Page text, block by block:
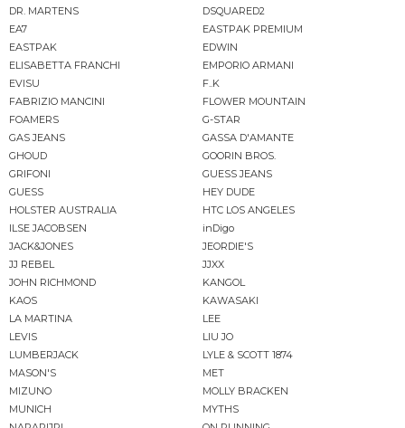
DR. MARTENS
DSQUARED2
EA7
EASTPAK PREMIUM
EASTPAK
EDWIN
ELISABETTA FRANCHI
EMPORIO ARMANI
EVISU
F..K
FABRIZIO MANCINI
FLOWER MOUNTAIN
FOAMERS
G-STAR
GAS JEANS
GASSA D'AMANTE
GHOUD
GOORIN BROS.
GRIFONI
GUESS JEANS
GUESS
HEY DUDE
HOLSTER AUSTRALIA
HTC LOS ANGELES
ILSE JACOBSEN
inDigo
JACK&JONES
JEORDIE'S
JJ REBEL
JJXX
JOHN RICHMOND
KANGOL
KAOS
KAWASAKI
LA MARTINA
LEE
LEVIS
LIU JO
LUMBERJACK
LYLE & SCOTT 1874
MASON'S
MET
MIZUNO
MOLLY BRACKEN
MUNICH
MYTHS